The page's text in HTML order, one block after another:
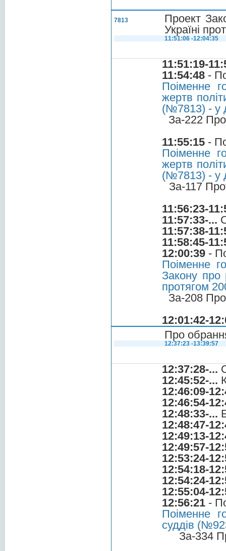
7813
Проект
Україні
11:51:06 -12:04:35
11:51:19-
11:54:48 -
Поіменне
жертв
(№7813) - у
За-222
11:55:15 -
Поіменне
жертв
(№7813) - у
За-117
11:56:23-
11:57:33-...
11:57:38-
11:58:45-
12:00:39 -
Поіменне
Закону про
протягом
За-208
12:01:42-
Про
12:37:23 -13:39:57
12:37:28-...
12:45:52-...
12:46:09-
12:46:54-
12:48:33-...
12:48:47-
12:49:13-
12:49:57-
12:53:24-
12:54:18-
12:54:24-
12:55:04-
12:56:21 -
Поіменне
суддів
За-334